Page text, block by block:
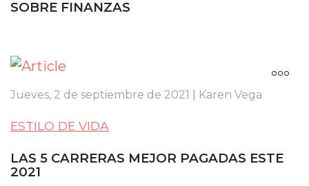
SOBRE FINANZAS
Jueves, 2 de septiembre de 2021 | Karen Vega
ESTILO DE VIDA
LAS 5 CARRERAS MEJOR PAGADAS ESTE
2021